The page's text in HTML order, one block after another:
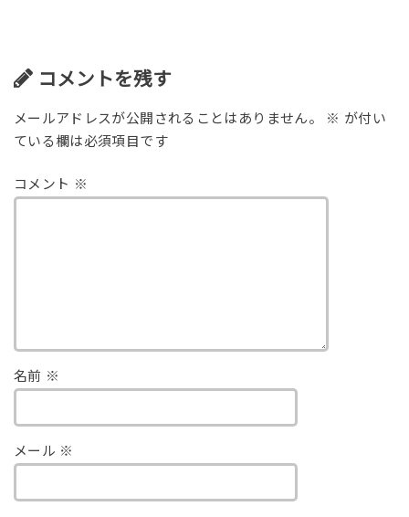
コメントを残す
メールアドレスが公開されることはありません。 ※ が付い
ている欄は必須項目です
コメント ※
名前 ※
メール ※